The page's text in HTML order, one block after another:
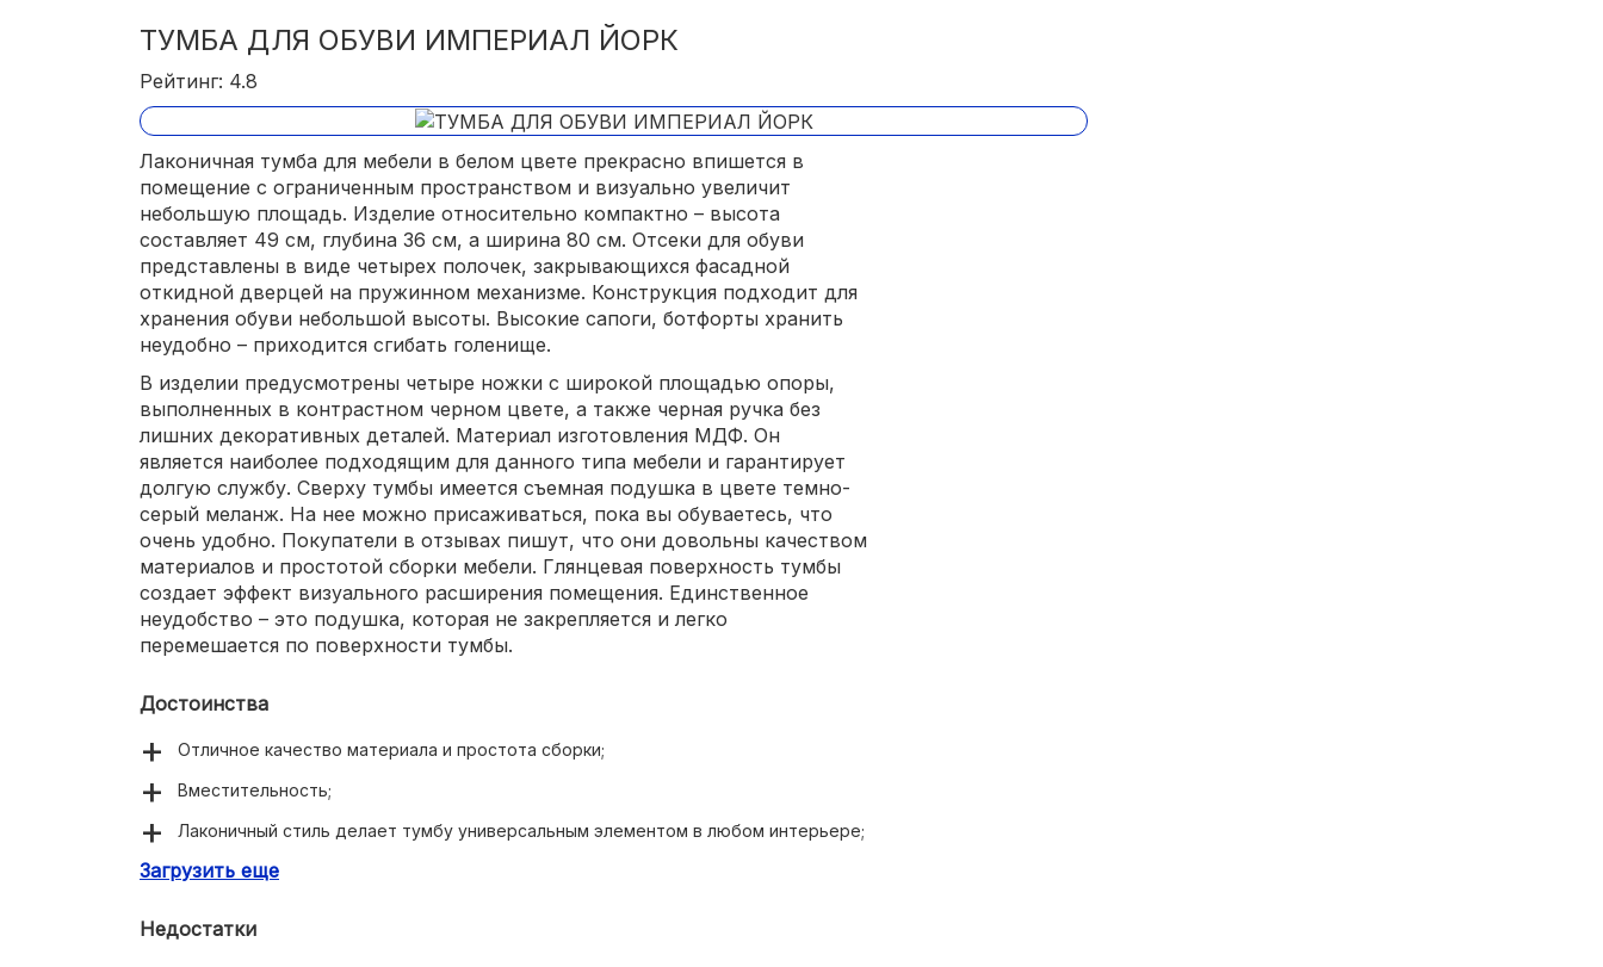
ТУМБА ДЛЯ ОБУВИ ИМПЕРИАЛ ЙОРК
Рейтинг: 4.8
Лаконичная тумба для мебели в белом цвете прекрасно впишется в
помещение с ограниченным пространством и визуально увеличит
небольшую площадь. Изделие относительно компактно – высота
составляет 49 см, глубина 36 см, а ширина 80 см. Отсеки для обуви
представлены в виде четырех полочек, закрывающихся фасадной
откидной дверцей на пружинном механизме. Конструкция подходит для
хранения обуви небольшой высоты. Высокие сапоги, ботфорты хранить
неудобно – приходится сгибать голенище.
В изделии предусмотрены четыре ножки с широкой площадью опоры,
выполненных в контрастном черном цвете, а также черная ручка без
лишних декоративных деталей. Материал изготовления МДФ. Он
является наиболее подходящим для данного типа мебели и гарантирует
долгую службу. Сверху тумбы имеется съемная подушка в цвете темно-
серый меланж. На нее можно присаживаться, пока вы обуваетесь, что
очень удобно. Покупатели в отзывах пишут, что они довольны качеством
материалов и простотой сборки мебели. Глянцевая поверхность тумбы
создает эффект визуального расширения помещения. Единственное
неудобство – это подушка, которая не закрепляется и легко
перемешается по поверхности тумбы.
Достоинства
Отличное качество материала и простота сборки;
Вместительность;
Лаконичный стиль делает тумбу универсальным элементом в любом интерьере;
Подходит для маленьких прихожих комнат;
Загрузить еще
Недостатки